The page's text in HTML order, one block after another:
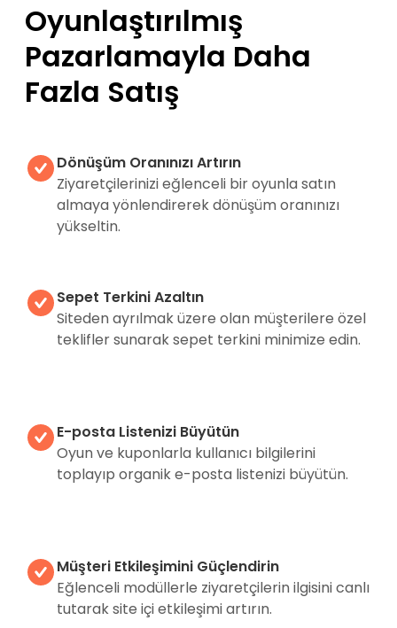
Oyunlaştırılmış
Pazarlamayla Daha
Fazla Satış
Dönüşüm Oranınızı Artırın
Ziyaretçilerinizi eğlenceli bir oyunla satın
almaya yönlendirerek dönüşüm oranınızı
yükseltin.
Sepet Terkini Azaltın
Siteden ayrılmak üzere olan müşterilere özel
teklifler sunarak sepet terkini minimize edin.
E-posta Listenizi Büyütün
Oyun ve kuponlarla kullanıcı bilgilerini
toplayıp organik e-posta listenizi büyütün.
Müşteri Etkileşimini Güçlendirin
Eğlenceli modüllerle ziyaretçilerin ilgisini canlı
tutarak site içi etkileşimi artırın.